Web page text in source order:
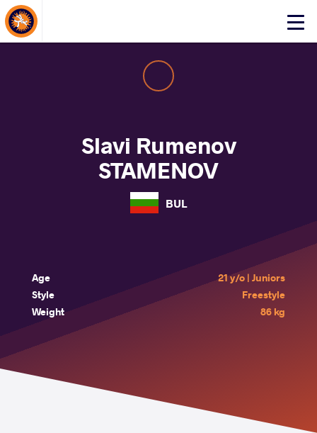
Click
About Events
Slavi Rumenov
STAMENOV
BUL
Age
21 y/o | Juniors
Style
Freestyle
Weight
86 kg